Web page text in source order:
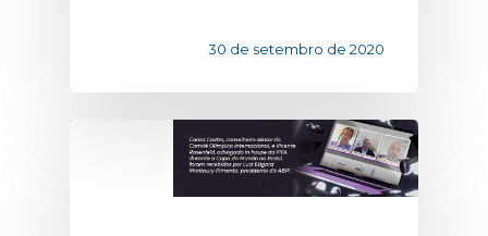
30 de setembro de 2020